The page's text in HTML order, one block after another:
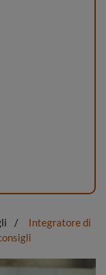
Integratore di